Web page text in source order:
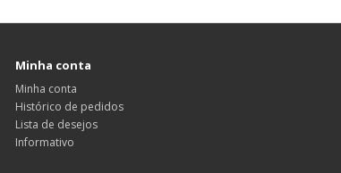
Minha conta
Minha conta
Histórico de pedidos
Lista de desejos
Informativo